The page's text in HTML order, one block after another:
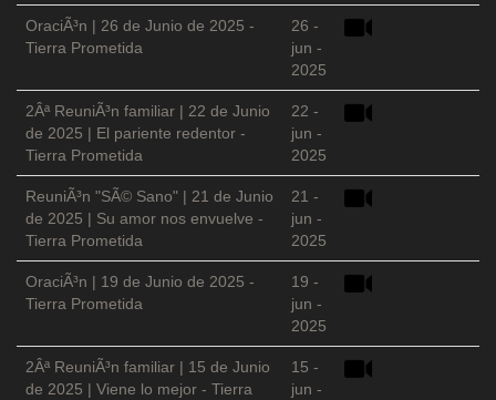
OraciÃ³n | 26 de Junio de 2025 -
Tierra Prometida
26 -
jun -
2025
2Âª ReuniÃ³n familiar | 22 de Junio
de 2025 | El pariente redentor -
Tierra Prometida
22 -
jun -
2025
ReuniÃ³n "SÃ© Sano" | 21 de Junio
de 2025 | Su amor nos envuelve -
Tierra Prometida
21 -
jun -
2025
OraciÃ³n | 19 de Junio de 2025 -
Tierra Prometida
19 -
jun -
2025
2Âª ReuniÃ³n familiar | 15 de Junio
de 2025 | Viene lo mejor - Tierra
15 -
jun -